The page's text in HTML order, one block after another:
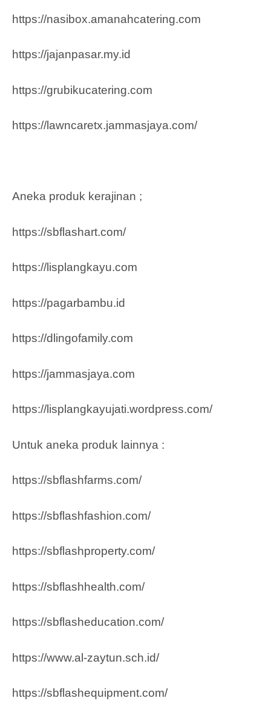
https://nasibox.amanahcatering.com
https://jajanpasar.my.id
https://grubikucatering.com
https://lawncaretx.jammasjaya.com/
Aneka produk kerajinan ;
https://sbflashart.com/
https://lisplangkayu.com
https://pagarbambu.id
https://dlingofamily.com
https://jammasjaya.com
https://lisplangkayujati.wordpress.com/
Untuk aneka produk lainnya :
https://sbflashfarms.com/
https://sbflashfashion.com/
https://sbflashproperty.com/
https://sbflashhealth.com/
https://sbflasheducation.com/
https://www.al-zaytun.sch.id/
https://sbflashequipment.com/